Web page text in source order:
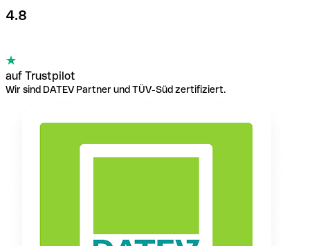
4.8
auf Trustpilot
Wir sind DATEV Partner und TÜV-Süd zertifiziert.